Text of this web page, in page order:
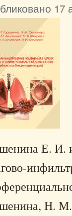
17
Е. И.
Н.